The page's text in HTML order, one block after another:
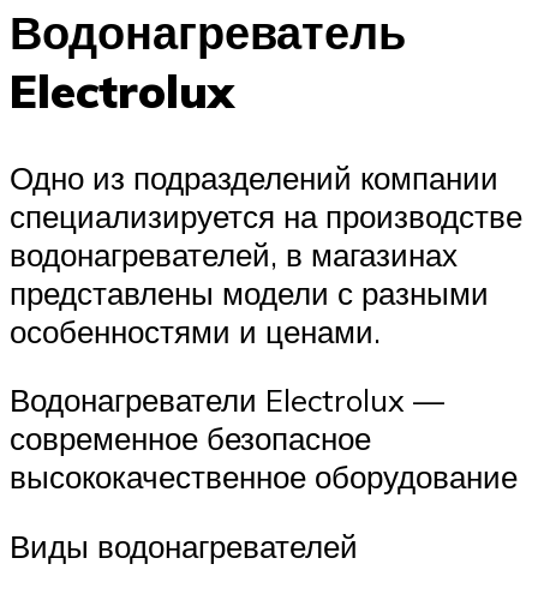
Водонагреватель
Electrolux
Одно из подразделений компании
специализируется на производстве
водонагревателей, в магазинах
представлены модели с разными
особенностями и ценами.
Водонагреватели Electrolux —
современное безопасное
высококачественное оборудование
Виды водонагревателей